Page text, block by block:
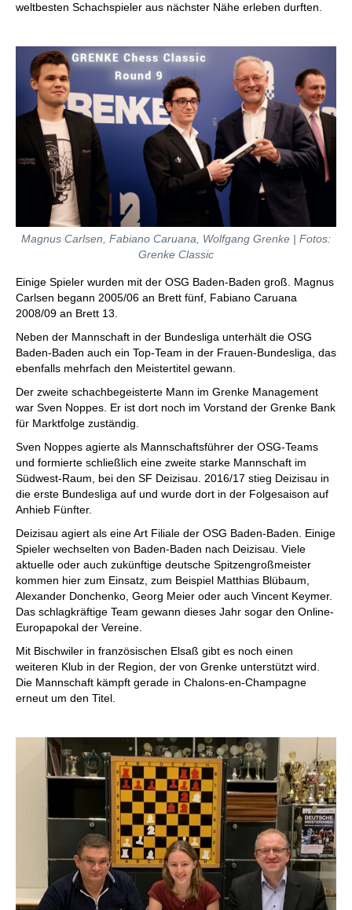
weltbesten Schachspieler aus nächster Nähe erleben durften.
Magnus Carlsen, Fabiano Caruana, Wolfgang Grenke | Fotos:
Grenke Classic
Einige Spieler wurden mit der OSG Baden-Baden groß. Magnus
Carlsen begann 2005/06 an Brett fünf, Fabiano Caruana
2008/09 an Brett 13.
Neben der Mannschaft in der Bundesliga unterhält die OSG
Baden-Baden auch ein Top-Team in der Frauen-Bundesliga, das
ebenfalls mehrfach den Meistertitel gewann.
Der zweite schachbegeisterte Mann im Grenke Management
war Sven Noppes. Er ist dort noch im Vorstand der Grenke Bank
für Marktfolge zuständig.
Sven Noppes agierte als Mannschaftsführer der OSG-Teams
und formierte schließlich eine zweite starke Mannschaft im
Südwest-Raum, bei den SF Deizisau. 2016/17 stieg Deizisau in
die erste Bundesliga auf und wurde dort in der Folgesaison auf
Anhieb Fünfter.
Deizisau agiert als eine Art Filiale der OSG Baden-Baden. Einige
Spieler wechselten von Baden-Baden nach Deizisau. Viele
aktuelle oder auch zukünftige deutsche Spitzengroßmeister
kommen hier zum Einsatz, zum Beispiel Matthias Blübaum,
Alexander Donchenko, Georg Meier oder auch Vincent Keymer.
Das schlagkräftige Team gewann dieses Jahr sogar den Online-
Europapokal der Vereine.
Mit Bischwiler in französischen Elsaß gibt es noch einen
weiteren Klub in der Region, der von Grenke unterstützt wird.
Die Mannschaft kämpft gerade in Chalons-en-Champagne
erneut um den Titel.